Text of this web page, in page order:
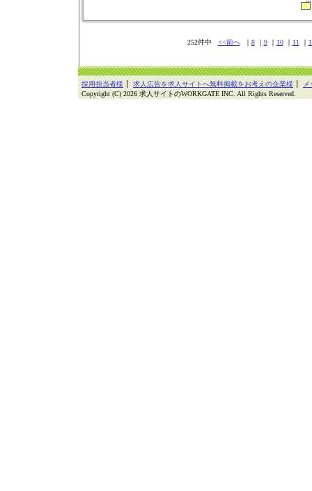
252件中 <<前へ｜ 8｜ 9｜ 10｜ 11 ｜
採用担当者様 求人広告を求人サイトへ無料掲載をお考えの企業様
Copyright (C) 2026 求人サイトのWORKGATE INC. All Rights Reserved.